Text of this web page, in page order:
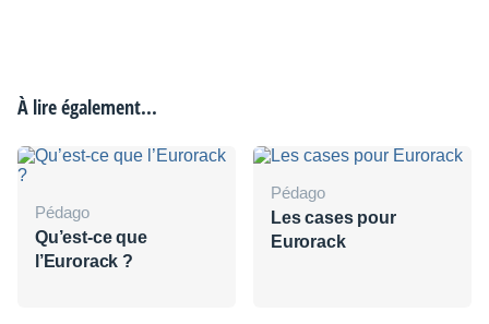
À lire également...
Pédago
Qu’est-ce que
l’Eurorack ?
Pédago
Les cases pour
Eurorack